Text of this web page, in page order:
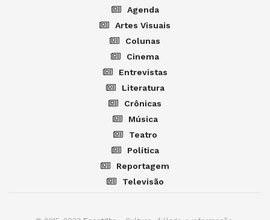
Agenda
Artes Visuais
Colunas
Cinema
Entrevistas
Literatura
Crônicas
Música
Teatro
Política
Reportagem
Televisão